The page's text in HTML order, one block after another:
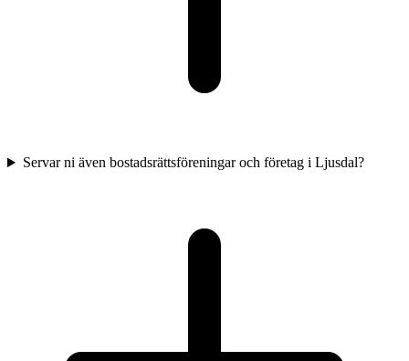
Servar ni även bostadsrättsföreningar och företag i Ljusdal?